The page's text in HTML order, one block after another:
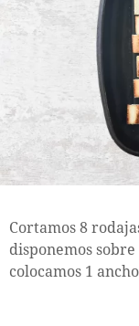
Cortamos 8
disponemos
colocamos 1